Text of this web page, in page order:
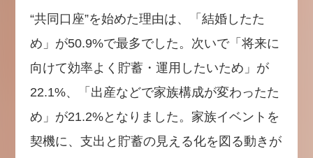
“共同口座”を始めた理由は、「結婚したた
め」が50.9%で最多でした。次いで「将来に
向けて効率よく貯蓄・運用したいため」が
22.1%、「出産などで家族構成が変わったた
め」が21.2%となりました。家族イベントを
契機に、支出と貯蓄の見える化を図る動きが